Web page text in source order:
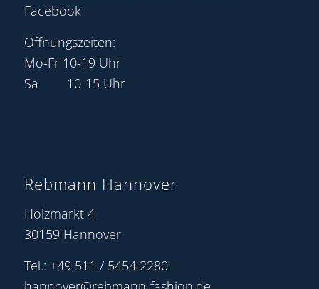
Facebook
Öffnungszeiten:
Mo-Fr 10-19 Uhr
Sa 10-15 Uhr
Rebmann Hannover
Holzmarkt 4
30159 Hannover
Tel.: +49 511 / 5454 2280